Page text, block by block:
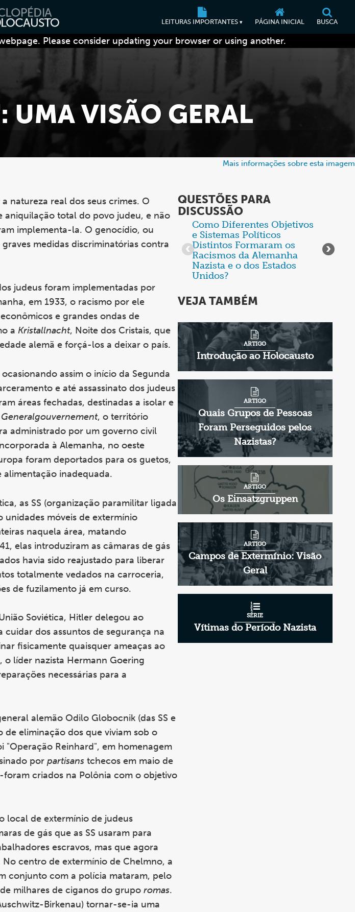
LEITURAS IMPORTANTES ▾ PÁGINA INICIAL BUSCA
Please consider updating your browser or using another.
Mais informações sobre esta imagem
UMA VISÃO GERAL
natureza real dos seus crimes. O
aniquilação total do povo judeu, e não
implementa-la. O genocídio, ou
medidas discriminatórias contra
judeus foram implementadas por
em 1933, o racismo por ele
e grandes ondas de
a Kristallnacht, Noite dos Cristais, que
alemã e forçá-los a deixar o país.
assim o início da Segunda
e até assassinato dos judeus
áreas fechadas, destinadas a isolar e
Generalgouvernement, o território
administrado por um governo civil
à Alemanha, no oeste
foram deportados para os guetos,
alimentação inadequada.
as SS (organização paramilitar ligada
unidades móveis de extermínio
naquela área, matando
elas introduziram as câmaras de gás
havia sido reajustado para liberar
totalmente vedados na carroceria,
de fuzilamento já em curso.
Soviética, Hitler delegou ao
cuidar dos assuntos de segurança na
fisicamente quaisquer ameaças ao
o líder nazista Hermann Goering
necessárias para a
alemão Odilo Globocnik (das SS e
eliminação dos que viviam sob o
Reinhard", em homenagem
por partisans tchecos em maio de
criados na Polônia com o objetivo
local de extermínio de judeus
de gás que as SS usaram para
escravos, mas que agora
centro de extermínio de Chelmno, a
conjunto com a polícia mataram, pelo
milhares de ciganos do grupo romas.
Birkenau) tornar-se-ia uma
QUESTÕES PARA
DISCUSSÃO
Ítem
de
1
a
2
Como Diferentes Objetivos
e Sistemas Políticos
Distintos Formaram os
Racismos da Alemanha
Nazista e o dos Estados
Unidos?
VEJA TAMBÉM
Introdução ao Holocausto
ARTIGO
Quais Grupos de Pessoas
Foram Perseguidos pelos
Nazistas?
ARTIGO
Os Einsatzgruppen
ARTIGO
Campos de Extermínio: Visão
Geral
ARTIGO
Vítimas do Período Nazista
SÉRIE